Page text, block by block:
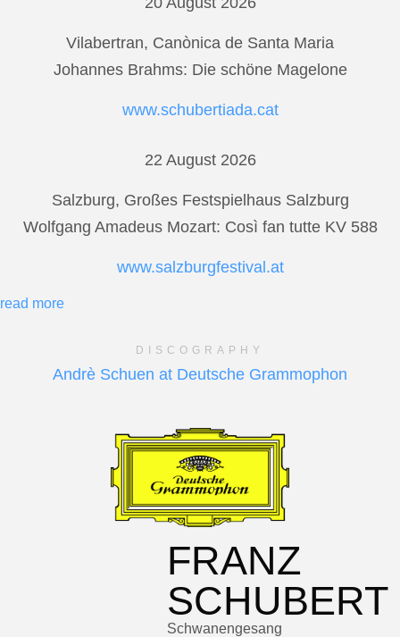
Vilabertran, Canònica de Santa Maria
Johannes Brahms: Die schöne Magelone
www.schubertiada.cat
22 August 2026
Salzburg, Großes Festspielhaus Salzburg
Wolfgang Amadeus Mozart: Così fan tutte KV 588
www.salzburgfestival.at
read more
DISCOGRAPHY
Andrè Schuen at Deutsche Grammophon
FRANZ
SCHUBERT
Schwanengesang